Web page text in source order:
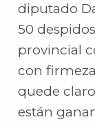
diputado
50
provincial
con
quede
están